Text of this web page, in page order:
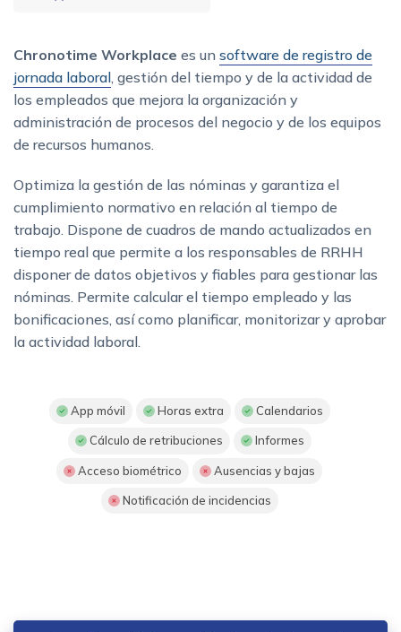
Chronotime Workplace es un software de registro de
jornada laboral , gestión del tiempo y de la actividad de
los empleados que mejora la organización y
administración de procesos del negocio y de los equipos
de recursos humanos.
Optimiza la gestión de las nóminas y garantiza el
cumplimiento normativo en relación al tiempo de
trabajo. Dispone de cuadros de mando actualizados en
tiempo real que permite a los responsables de RRHH
disponer de datos objetivos y fiables para gestionar las
nóminas. Permite calcular el tiempo empleado y las
bonificaciones, así como planificar, monitorizar y aprobar
la actividad laboral.
App móvil Horas extra Calendarios
Cálculo de retribuciones Informes
Acceso biométrico Ausencias y bajas
Notificación de incidencias